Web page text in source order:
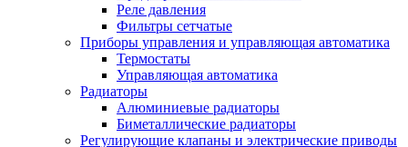
Реле давления
Фильтры сетчатые
Приборы управления и управляющая автоматика
Термостаты
Управляющая автоматика
Радиаторы
Алюминиевые радиаторы
Биметаллические радиаторы
Регулирующие клапаны и электрические приводы